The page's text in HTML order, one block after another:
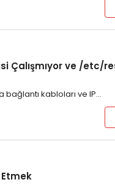
Çalışmıyor ve /etc/
kabloları ve IP…